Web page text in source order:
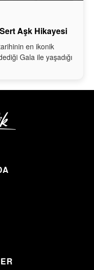
Sert Aşk Hikayesi
en ikonik
Gala ile yaşadığı